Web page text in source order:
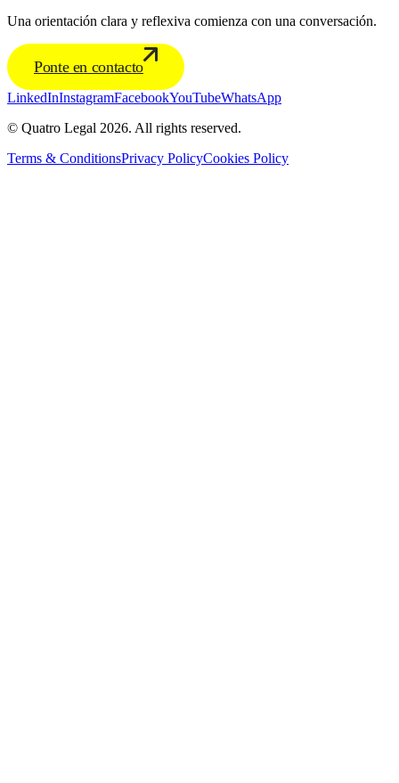
Una orientación clara y reflexiva comienza con una conversación.
Ponte en contacto
LinkedInInstagramFacebookYouTubeWhatsApp
© Quatro Legal 2026. All rights reserved.
Terms & ConditionsPrivacy PolicyCookies Policy